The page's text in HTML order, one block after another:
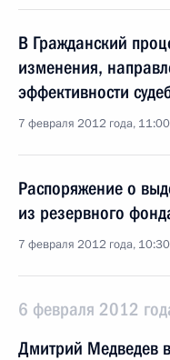
В Гражданский
изменения,
эффективности
7 февраля 2012 года, 11:00
Распоряжение о
из резервного
7 февраля 2012 года, 10:30
6 февраля 2012
Дмитрий Медведев